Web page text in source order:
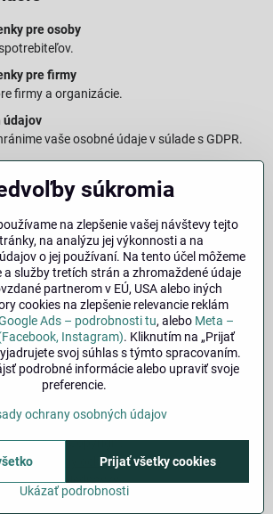
pre osoby
pre firmy
firmy a organizácie.
údajov
vaše osobné údaje v súlade s GDPR.
reklamácie
odstúpenie od zmluvy a vrátenie tovaru.
práva
obsahu, značiek a fotografií vrátane
Platba| 🔁Výber veľkosti
©2026Copyright
Zásady ochrany osobných údajov
Stav objednávky
pomocou:BiznisWeb.sk
súkromia
na zlepšenie vašej návštevy tejto
na analýzu jej výkonnosti a na
o jej používaní. Na tento účel môžeme
služby tretích strán a zhromaždené údaje
partnerom v EÚ, USA alebo iných
cookies na zlepšenie relevancie reklám
Ads – podrobnosti tu, alebo Meta –
Instagram). Kliknutím na „Prijať
svoj súhlas s týmto spracovaním.
podrobné informácie alebo upraviť svoje
preferencie.
ochrany osobných údajov
Ukázať podrobnosti
Prijať všetky cookies